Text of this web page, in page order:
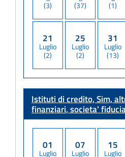
(3)
(37)
(1)
21
Luglio
(2)
25
Luglio
(2)
31
Luglio
(13)
Istituti di credito, Sim,
finanziari, societa'
01
Luglio
07
Luglio
15
Luglio